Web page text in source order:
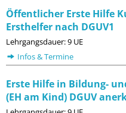
Öffentlicher Erste Hilfe
Ersthelfer nach DGUV1
Lehrgangsdauer: 9 UE
Infos & Termine
Erste Hilfe in Bildung-
(EH am Kind) DGUV